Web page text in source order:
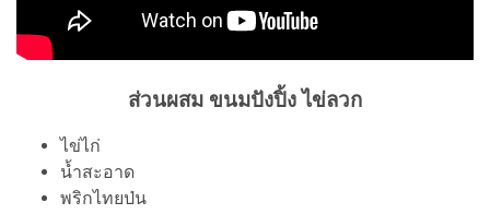
ส่วนผสม ขนมปังปิ้ง ไข่ลวก
ไข่ไก่
น้ำสะอาด
พริกไทยป่น